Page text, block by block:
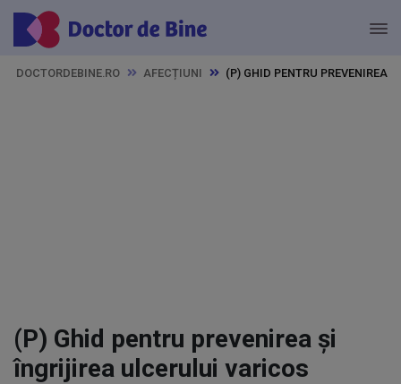
DOCTORDEBINE.RO AFECȚIUNI (P) GHID PENTRU PREVENIREA
(P) Ghid pentru prevenirea și
îngrijirea ulcerului varicos